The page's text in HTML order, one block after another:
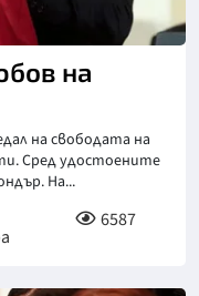
на
на свободата на
Сред удостоените
На...
6587